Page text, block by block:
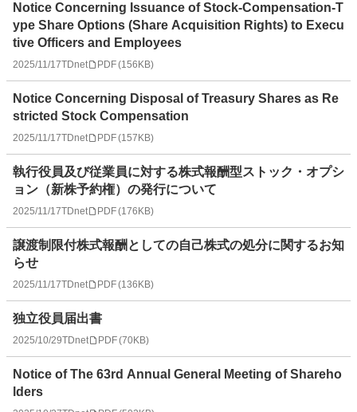
Notice Concerning Issuance of Stock-Compensation-T
ype Share Options (Share Acquisition Rights) to Execu
tive Officers and Employees
2025/11/17TDnet PDF(156KB)
Notice Concerning Disposal of Treasury Shares as Re
stricted Stock Compensation
2025/11/17TDnet PDF(157KB)
執行役員及び従業員に対する株式報酬型ストック・オプシ
ョン（新株予約権）の発行について
2025/11/17TDnet PDF(176KB)
譲渡制限付株式報酬としての自己株式の処分に関するお知
らせ
2025/11/17TDnet PDF(136KB)
独立役員届出書
2025/10/29TDnet PDF(70KB)
Notice of The 63rd Annual General Meeting of Shareho
lders